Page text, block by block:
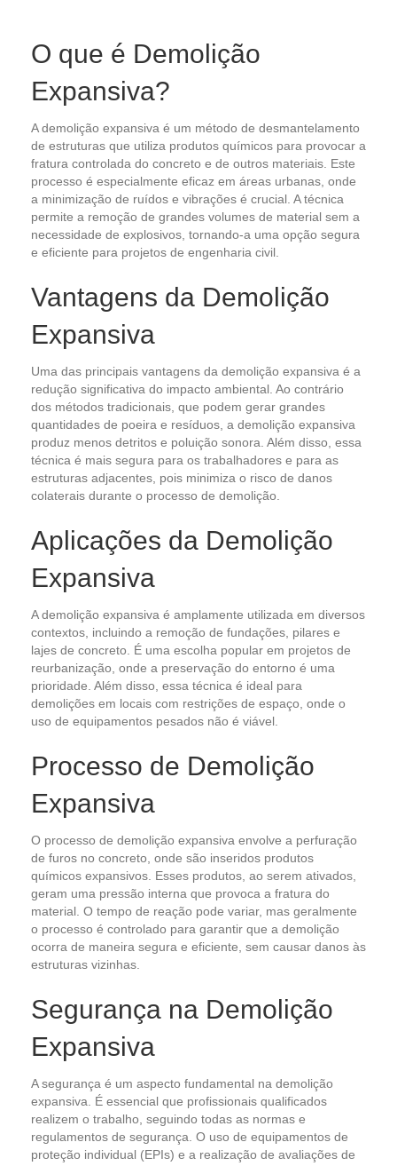
O que é Demolição
Expansiva?
A demolição expansiva é um método de desmantelamento
de estruturas que utiliza produtos químicos para provocar a
fratura controlada do concreto e de outros materiais. Este
processo é especialmente eficaz em áreas urbanas, onde
a minimização de ruídos e vibrações é crucial. A técnica
permite a remoção de grandes volumes de material sem a
necessidade de explosivos, tornando-a uma opção segura
e eficiente para projetos de engenharia civil.
Vantagens da Demolição
Expansiva
Uma das principais vantagens da demolição expansiva é a
redução significativa do impacto ambiental. Ao contrário
dos métodos tradicionais, que podem gerar grandes
quantidades de poeira e resíduos, a demolição expansiva
produz menos detritos e poluição sonora. Além disso, essa
técnica é mais segura para os trabalhadores e para as
estruturas adjacentes, pois minimiza o risco de danos
colaterais durante o processo de demolição.
Aplicações da Demolição
Expansiva
A demolição expansiva é amplamente utilizada em diversos
contextos, incluindo a remoção de fundações, pilares e
lajes de concreto. É uma escolha popular em projetos de
reurbanização, onde a preservação do entorno é uma
prioridade. Além disso, essa técnica é ideal para
demolições em locais com restrições de espaço, onde o
uso de equipamentos pesados não é viável.
Processo de Demolição
Expansiva
O processo de demolição expansiva envolve a perfuração
de furos no concreto, onde são inseridos produtos
químicos expansivos. Esses produtos, ao serem ativados,
geram uma pressão interna que provoca a fratura do
material. O tempo de reação pode variar, mas geralmente
o processo é controlado para garantir que a demolição
ocorra de maneira segura e eficiente, sem causar danos às
estruturas vizinhas.
Segurança na Demolição
Expansiva
A segurança é um aspecto fundamental na demolição
expansiva. É essencial que profissionais qualificados
realizem o trabalho, seguindo todas as normas e
regulamentos de segurança. O uso de equipamentos de
proteção individual (EPIs) e a realização de avaliações de